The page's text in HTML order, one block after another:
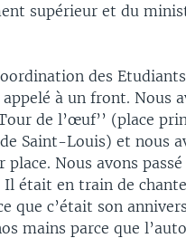
supérieur et du
des
à un front. Nous
de l’œuf’’ (place
Saint-Louis) et nous
place. Nous avons
Il était en train de
que c’était son
mains parce que